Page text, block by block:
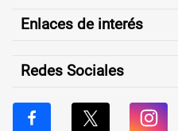
Enlaces de interés
Redes Sociales